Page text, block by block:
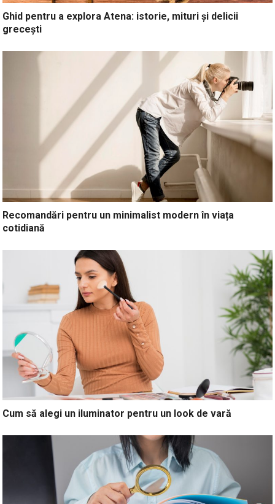
Ghid pentru a explora Atena: istorie, mituri și delicii
grecești
Recomandări pentru un minimalist modern în viața
cotidiană
Cum să alegi un iluminator pentru un look de vară